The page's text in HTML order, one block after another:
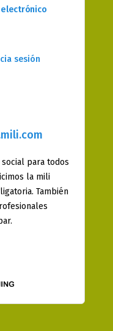
para todos
la mili
También
sesión